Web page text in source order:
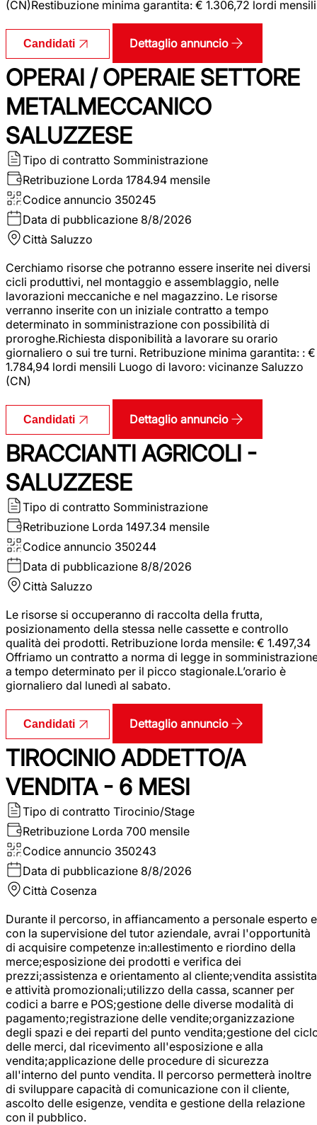
(CN)Restibuzione minima garantita: € 1.306,72 lordi mensili
Candidati Dettaglio annuncio
OPERAI / OPERAIE SETTORE
METALMECCANICO
SALUZZESE
Tipo di contratto Somministrazione
Retribuzione Lorda 1784.94 mensile
Codice annuncio 350245
Data di pubblicazione 8/8/2026
Città Saluzzo
Cerchiamo risorse che potranno essere inserite nei diversi
cicli produttivi, nel montaggio e assemblaggio, nelle
lavorazioni meccaniche e nel magazzino. Le risorse
verranno inserite con un iniziale contratto a tempo
determinato in somministrazione con possibilità di
proroghe.Richiesta disponibilità a lavorare su orario
giornaliero o sui tre turni. Retribuzione minima garantita: : €
1.784,94 lordi mensili Luogo di lavoro: vicinanze Saluzzo
(CN)
Candidati Dettaglio annuncio
BRACCIANTI AGRICOLI -
SALUZZESE
Tipo di contratto Somministrazione
Retribuzione Lorda 1497.34 mensile
Codice annuncio 350244
Data di pubblicazione 8/8/2026
Città Saluzzo
Le risorse si occuperanno di raccolta della frutta,
posizionamento della stessa nelle cassette e controllo
qualità dei prodotti. Retribuzione lorda mensile: € 1.497,34
Offriamo un contratto a norma di legge in
a tempo determinato per il picco stagionale.L’orario è
giornaliero dal lunedì al sabato.
Candidati Dettaglio annuncio
TIROCINIO ADDETTO/A
VENDITA - 6 MESI
Tipo di contratto Tirocinio/Stage
Retribuzione Lorda 700 mensile
Codice annuncio 350243
Data di pubblicazione 8/8/2026
Città Cosenza
Durante il percorso, in affiancamento a personale esperto e
con la supervisione del tutor aziendale, avrai l'opportunità
di acquisire competenze in:allestimento e riordino della
merce;esposizione dei prodotti e verifica dei
prezzi;assistenza e orientamento al cliente;vendita assistita
e attività promozionali;utilizzo della cassa, scanner per
codici a barre e POS;gestione delle diverse modalità di
pagamento;registrazione delle vendite;organizzazione
degli spazi e dei reparti del punto vendita;gestione del
delle merci, dal ricevimento all'esposizione e alla
vendita;applicazione delle procedure di sicurezza
all'interno del punto vendita. Il percorso permetterà inoltre
di sviluppare capacità di comunicazione con il cliente,
ascolto delle esigenze, vendita e gestione della relazione
con il pubblico.